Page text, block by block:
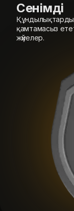
Сенімді
қамтамасыз
жүйелер.